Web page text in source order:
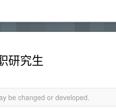
研究生
be changed or developed.